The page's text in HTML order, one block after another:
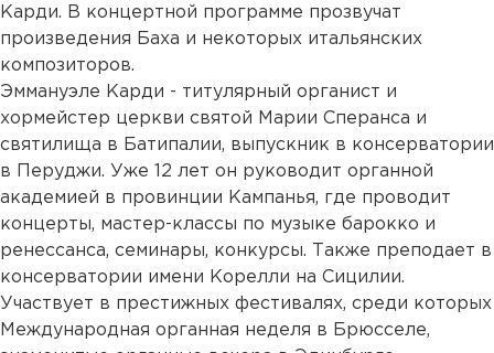
Карди. В концертной программе прозвучат
произведения Баха и некоторых итальянских
композиторов.
Эммануэле Карди - титулярный органист и
хормейстер церкви святой Марии Сперанса и
святилища в Батипалии, выпускник в консерватории
в Перуджи. Уже 12 лет он руководит органной
академией в провинции Кампанья, где проводит
концерты, мастер-классы по музыке барокко и
ренессанса, семинары, конкурсы. Также преподает в
консерватории имени Корелли на Сицилии.
Участвует в престижных фестивалях, среди которых
Международная органная неделя в Брюсселе,